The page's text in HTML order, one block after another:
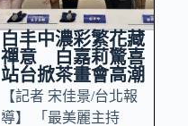
白丰中濃彩繁花藏
禪意 白嘉莉驚喜
站台掀茶畫會高潮
【記者 宋佳景/台北報
導】 「最美麗主持